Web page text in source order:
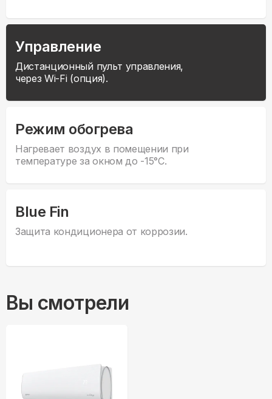
Управление
Дистанционный пульт управления,
через Wi-Fi (опция).
Режим обогрева
Нагревает воздух в помещении при
температуре за окном до -15°С.
Blue Fin
Защита кондиционера от коррозии.
Вы смотрели